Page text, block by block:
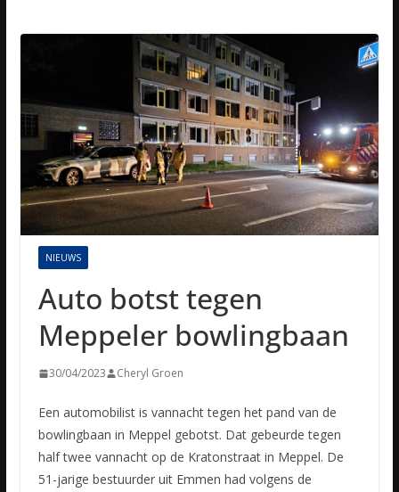
NIEUWS
Auto botst tegen
Meppeler bowlingbaan
30/04/2023 Cheryl Groen
Een automobilist is vannacht tegen het pand van de
bowlingbaan in Meppel gebotst. Dat gebeurde tegen
half twee vannacht op de Kratonstraat in Meppel. De
51-jarige bestuurder uit Emmen had volgens de